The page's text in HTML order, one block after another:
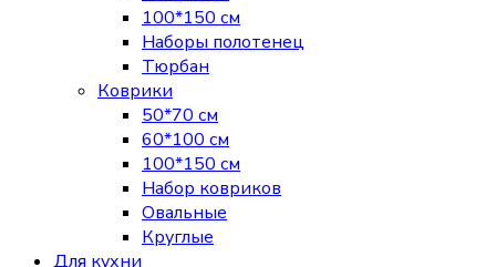
100*150 см
Наборы полотенец
Тюрбан
Коврики
50*70 см
60*100 см
100*150 см
Набор ковриков
Овальные
Круглые
Для кухни